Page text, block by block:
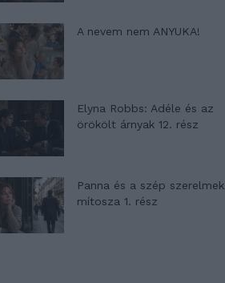
A nevem nem ANYUKA!
Elyna Robbs: Adéle és az
örökölt árnyak 12. rész
Panna és a szép szerelmek
mítosza 1. rész